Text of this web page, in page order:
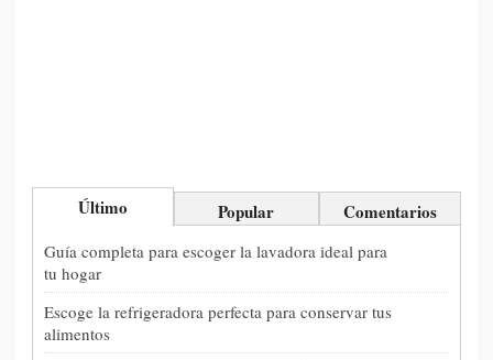
Último Popular Comentarios
Guía completa para escoger la lavadora ideal para
tu hogar
Escoge la refrigeradora perfecta para conservar tus
alimentos